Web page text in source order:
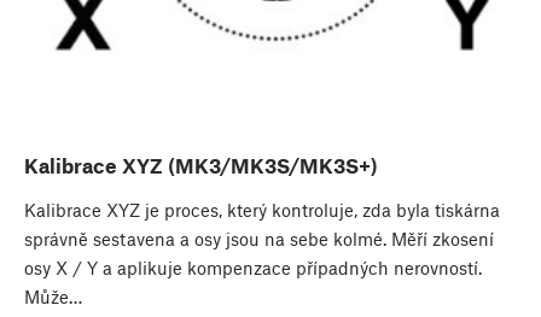
Kalibrace XYZ (MK3/MK3S/MK3S+)
Kalibrace XYZ je proces, který kontroluje, zda byla tiskárna
správně sestavena a osy jsou na sebe kolmé. Měří zkosení
osy X / Y a aplikuje kompenzace případných nerovností.
Může…